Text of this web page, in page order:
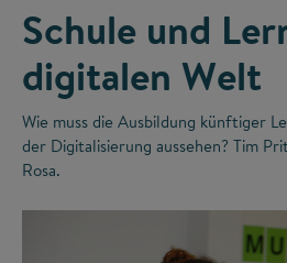
Schule und
digitalen Welt
Wie muss die Ausbildung künftiger
der Digitalisierung aussehen? Tim
Rosa.